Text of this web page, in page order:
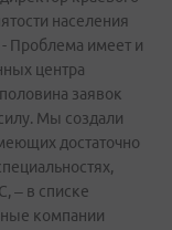
населения
Проблема имеет и
центра
заявок
Мы создали
достаточно
– в списке
компании